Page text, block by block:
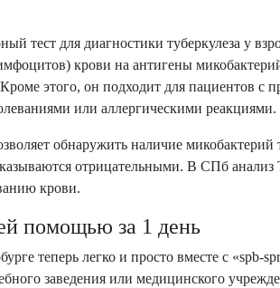
для диагностики туберкулеза у
крови на антигены микобактерий
этого, он подходит для пациентов
или аллергическими реакциями.
обнаружить наличие микобактерий
отрицательными. В СПб анализ
крови.
помощью за 1 день
теперь легко и просто вместе с «spb-
заведения или медицинского